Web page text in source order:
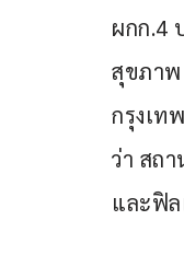
ผกก.4
สุขภาพ
กรุงเท
ว่า สถ
และฟิล